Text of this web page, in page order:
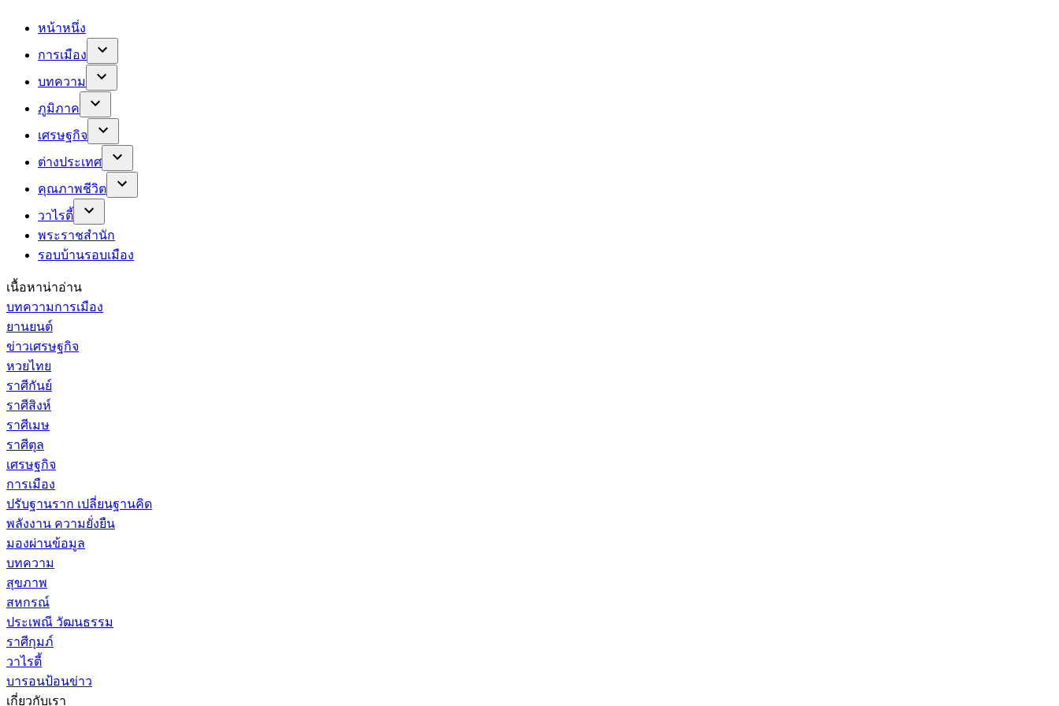
หน้าหนึ่ง
การเมือง
บทความ
ภูมิภาค
เศรษฐกิจ
ต่างประเทศ
คุณภาพชีวิต
วาไรตี้
พระราชสำนัก
รอบบ้านรอบเมือง
เนื้อหาน่าอ่าน
บทความการเมือง
ยานยนต์
ข่าวเศรษฐกิจ
หวยไทย
ราศีกันย์
ราศีสิงห์
ราศีเมษ
ราศีตุล
เศรษฐกิจ
การเมือง
ปรับฐานราก เปลี่ยนฐานคิด
พลังงาน ความยั่งยืน
มองผ่านข้อมูล
บทความ
สุขภาพ
สหกรณ์
ประเพณี วัฒนธรรม
ราศีกุมภ์
วาไรตี้
บารอนป้อนข่าว
เกี่ยวกับเรา